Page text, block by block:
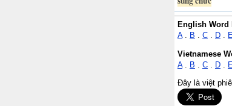
English Word
A. B . C . D .
Vietnamese
A. B C D E
Đây là việt